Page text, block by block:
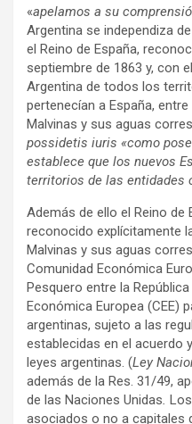
«apelamos a su
Argentina se independiza
el Reino de España,
septiembre de 1863 y, con
Argentina de todos los
pertenecían a España,
Malvinas y sus aguas
possidetis iuris «como
establece que los nuevos
territorios de las entidades
Además de ello el Reino de
reconocido explícitamente
Malvinas y sus aguas
Comunidad Económica
Pesquero entre la
Económica Europea (CEE)
argentinas, sujeto a las
establecidas en el acuerdo
leyes argentinas. (Ley
además de la Res. 31/49,
de las Naciones Unidas.
asociados o no a capitales